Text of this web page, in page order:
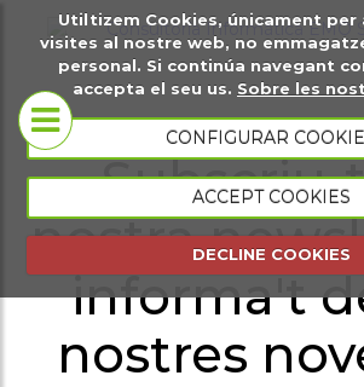
Utiltizem Cookies, únicament per
visites al nostre web, no
personal. Si continúa navegant
accepta el seu us. Sobre les
CONFIGURAR
ACCEPT COOKIES
DECLINE COOKIES
Sobre
nosaltres
Coneix-nos
Portfoli
Subscriu-
nostra
informa't
nostres